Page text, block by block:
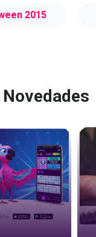
2015